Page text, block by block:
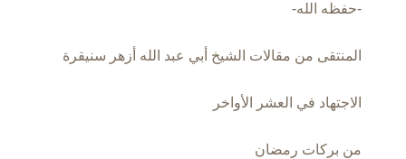
-حفظه الله-
المنتقى من مقالات الشيخ أبي عبد الله أزهر سنيقرة
الاجتهاد في العشر الأواخر
من بركات رمضان